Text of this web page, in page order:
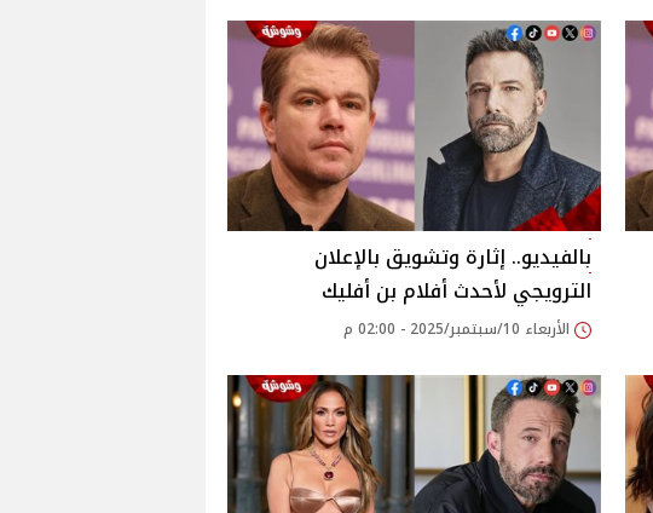
بالفيديو.. إثارة وتشويق بالإعلان
الترويجي لأحدث أفلام بن أفليك
الأربعاء 10/سبتمبر/2025 - 02:00 م